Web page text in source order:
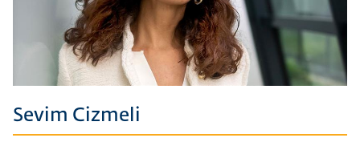
Sevim Cizmeli